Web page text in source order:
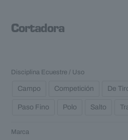
Cortadora
Disciplina Ecuestre / Uso
Campo Competición De
Paso Fino Polo Salto
Marca